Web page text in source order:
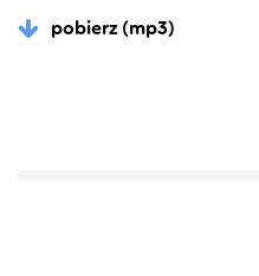
pobierz (mp3)